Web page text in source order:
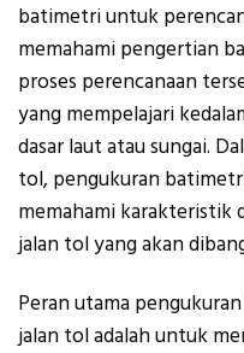
batimetri untuk
memahami pengertian
proses perencanaan
yang mempelajari
dasar laut atau sungai.
tol, pengukuran
memahami karakteristik
jalan tol yang akan
Peran utama
jalan tol adalah untuk